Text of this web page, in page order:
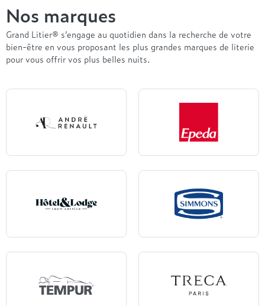
Nos marques
Grand Litier® s’engage au quotidien dans la recherche de votre
bien-être en vous proposant les plus grandes marques de literie
pour vous offrir vos plus belles nuits.